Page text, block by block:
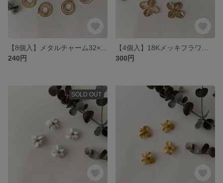
240円
300円
SOLD OUT